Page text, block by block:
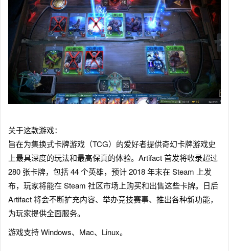
关于这款游戏：
旨在为集换式卡牌游戏（TCG）的爱好者提供奇幻卡牌游戏史
上最具深度的玩法和最高保真的体验。Artifact 首发将收录超过
280 张卡牌，包括 44 个英雄，预计 2018 年末在 Steam 上发
布，玩家将能在 Steam 社区市场上购买和出售这些卡牌。日后
Artifact 将会不断扩充内容、举办竞技赛事、推出各种新功能，
为玩家提供全面服务。
游戏支持 Windows、Mac、Linux。